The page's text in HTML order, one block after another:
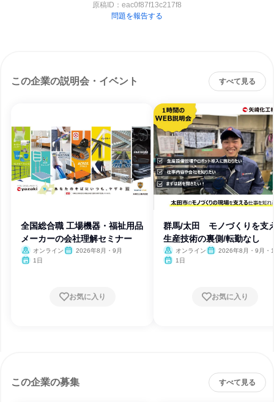
原稿ID： eac0f87f13c217f8
問題を報告する
この企業の説明会・イベント すべて見る
全国総合職 工場機器・福祉用品
メーカーの会社理解セミナー
オンライン
2026年8月・9月
1日
お気に入り
群馬/太田 モノづくりを支
生産技術の裏側/転勤なし
オンライン
2026年8月・9月・
1日
お気に入り
この企業の募集 すべて見る